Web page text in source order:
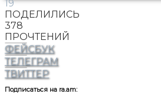
19
ПОДЕЛИЛИСЬ
378
ПРОЧТЕНИЙ
ФЕЙСБУК
ТЕЛЕГРАМ
ТВИТТЕР
Подписаться на ra.am: